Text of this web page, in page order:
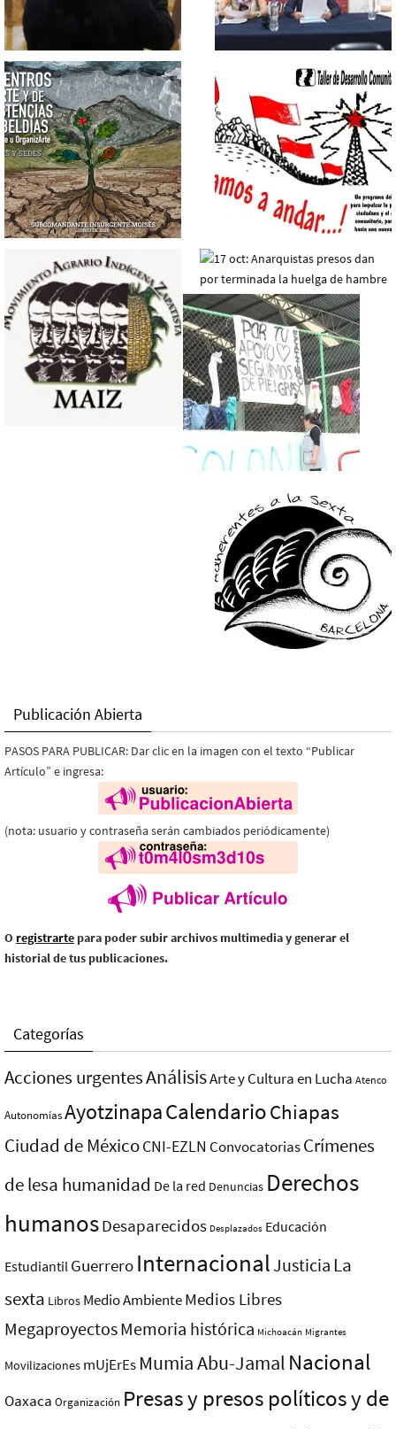
Publicación Abierta
PASOS PARA PUBLICAR: Dar clic en la imagen con el texto “Publicar
Artículo” e ingresa:
(nota: usuario y contraseña serán cambiados periódicamente)
O registrarte para poder subir archivos multimedia y generar el
historial de tus publicaciones.
Categorías
Acciones urgentesAnálisisArte y Cultura en Lucha Atenco
AutonomíasAyotzinapaCalendarioChiapas
Ciudad de MéxicoCNI-EZLN ConvocatoriasCrímenes
de lesa humanidad De la red Denuncias Derechos
humanosDesaparecidos Desplazados Educación
Estudiantil Guerrero InternacionalJusticia La
sexta Libros Medio AmbienteMedios Libres
MegaproyectosMemoria histórica Michoacán Migrantes
Movilizaciones mUjErEs Mumia Abu-Jamal Nacional
Oaxaca Organización Presas y presos polí­ticos y de